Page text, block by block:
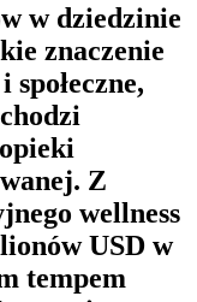
w dziedzinie
znaczenie
Z
wellness
USD w
tempem